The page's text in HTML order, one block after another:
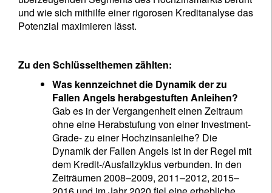
und wie sich mithilfe einer rigorosen Kreditanalyse das
Potenzial maximieren lässt.
Zu den Schlüsselthemen zählten:
Was kennzeichnet die Dynamik der zu
Fallen Angels herabgestuften Anleihen?
Gab es in der Vergangenheit einen Zeitraum
ohne eine Herabstufung von einer Investment-
Grade- zu einer Hochzinsanleihe? Die
Dynamik der Fallen Angels ist in der Regel mit
dem Kredit-/Ausfallzyklus verbunden. In den
Zeiträumen 2008–2009, 2011–2012, 2015–